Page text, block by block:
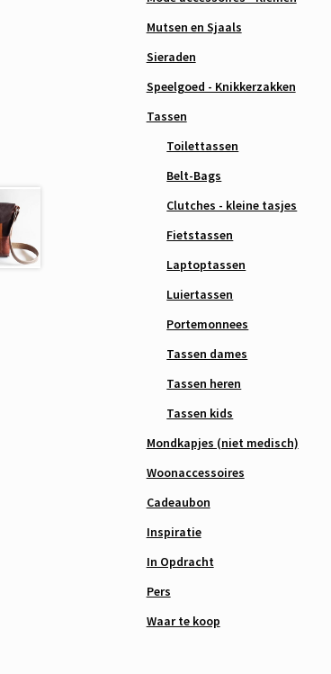
Mutsen en Sjaals
Sieraden
Speelgoed - Knikkerzakken
Tassen
Toilettassen
Belt-Bags
Clutches - kleine tasjes
Fietstassen
Laptoptassen
Luiertassen
Portemonnees
Tassen dames
Tassen heren
Tassen kids
Mondkapjes (niet medisch)
Woonaccessoires
Cadeaubon
Inspiratie
In Opdracht
Pers
Waar te koop